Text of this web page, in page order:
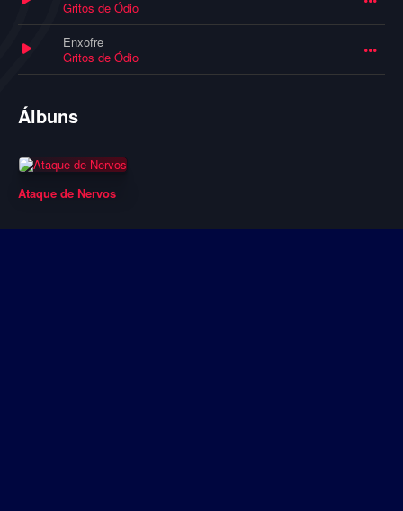
Gritos de Ódio
Enxofre
Gritos de Ódio
Álbuns
Ataque de Nervos